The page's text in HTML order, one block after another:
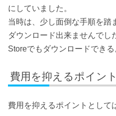
にしていました。
当時は、少し面倒な手順を踏
ダウンロード出来ませんでし
Storeでもダウンロードできる
費用を抑えるポイン
費用を抑えるポイントとして